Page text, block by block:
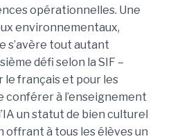
opérationnelles. Une
environnementaux,
s’avère tout autant
défi selon la SIF –
le français et pour les
conférer à l’enseignement
un statut de bien culturel
offrant à tous les élèves un